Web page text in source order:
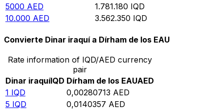
5000 AED 1.781.180 IQD
10.000 AED 3.562.350 IQD
Convierte Dinar iraquí a Dírham de los EAU
Rate information of IQD/AED currency
pair
Dinar iraquíIQD Dírham de los EAUAED
1 IQD 0,00280713 AED
5 IQD 0,0140357 AED